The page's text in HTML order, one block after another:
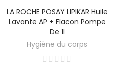
LA ROCHE POSAY LIPIKAR Huile
Lavante AP + Flacon Pompe
De 1l
Hygiène du corps